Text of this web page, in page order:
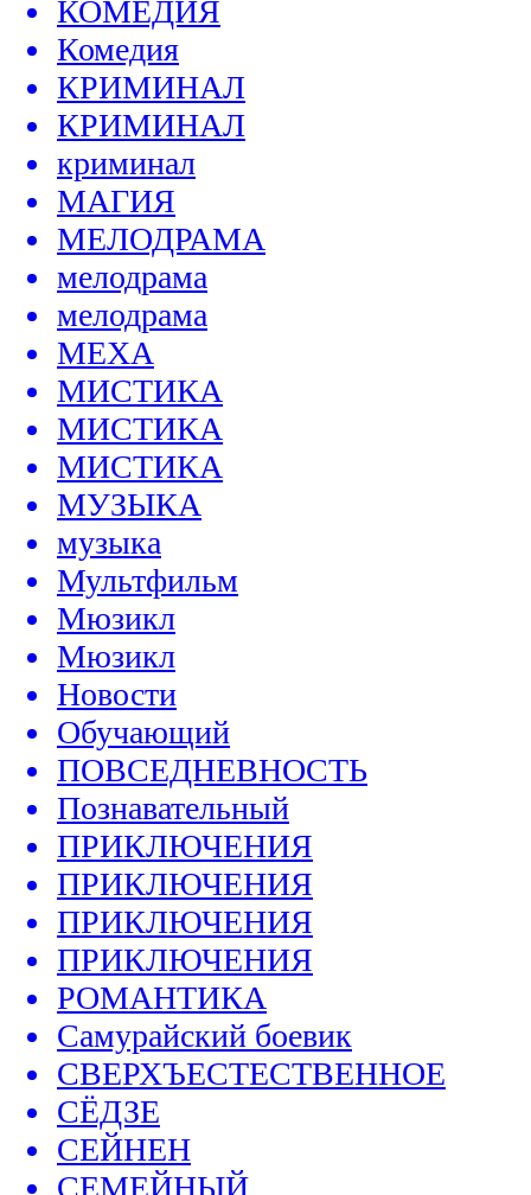
КОМЕДИЯ
Комедия
КРИМИНАЛ
КРИМИНАЛ
криминал
МАГИЯ
МЕЛОДРАМА
мелодрама
мелодрама
МЕХА
МИСТИКА
МИСТИКА
МИСТИКА
МУЗЫКА
музыка
Мультфильм
Мюзикл
Мюзикл
Новости
Обучающий
ПОВСЕДНЕВНОСТЬ
Познавательный
ПРИКЛЮЧЕНИЯ
ПРИКЛЮЧЕНИЯ
ПРИКЛЮЧЕНИЯ
ПРИКЛЮЧЕНИЯ
РОМАНТИКА
Самурайский боевик
СВЕРХЪЕСТЕСТВЕННОЕ
СЁДЗЕ
СЕЙНЕН
СЕМЕЙНЫЙ